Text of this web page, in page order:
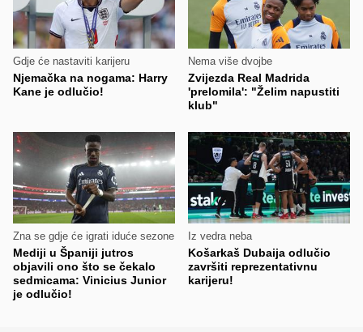
Gdje će nastaviti karijeru
Njemačka na nogama: Harry
Kane je odlučio!
Nema više dvojbe
Zvijezda Real Madrida
'prelomila': "Želim napustiti
klub"
Zna se gdje će igrati iduće sezone
Mediji u Španiji jutros
objavili ono što se čekalo
sedmicama: Vinicius Junior
je odlučio!
Iz vedra neba
Košarkaš Dubaija odlučio
završiti reprezentativnu
karijeru!